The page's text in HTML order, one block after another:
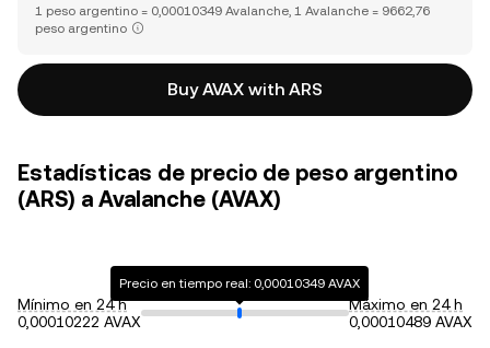
1 peso argentino = 0,00010349 Avalanche, 1 Avalanche = 9662,76
peso argentino
Buy AVAX with ARS
Estadísticas de precio de peso argentino
(ARS) a Avalanche (AVAX)
Mínimo en 24 h
0,00010222 AVAX
Precio en tiempo real: 0,00010349 AVAX
Máximo en 24 h
0,00010489 AVAX